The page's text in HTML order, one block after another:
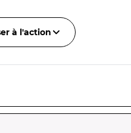
à l'action